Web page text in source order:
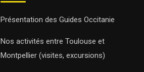
Présentation des Guides Occitanie
Nos activités entre Toulouse et
Montpellier (visites, excursions)